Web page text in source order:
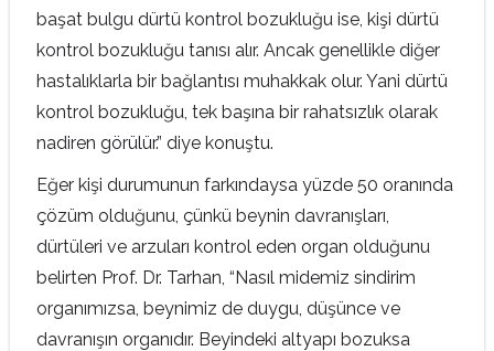
başat bulgu dürtü kontrol bozukluğu ise, kişi dürtü
kontrol bozukluğu tanısı alır. Ancak genellikle diğer
hastalıklarla bir bağlantısı muhakkak olur. Yani dürtü
kontrol bozukluğu, tek başına bir rahatsızlık olarak
nadiren görülür.” diye konuştu.
Eğer kişi durumunun farkındaysa yüzde 50 oranında
çözüm olduğunu, çünkü beynin davranışları,
dürtüleri ve arzuları kontrol eden organ olduğunu
belirten Prof. Dr. Tarhan, “Nasıl midemiz sindirim
organımızsa, beynimiz de duygu, düşünce ve
davranışın organıdır. Beyindeki altyapı bozuksa